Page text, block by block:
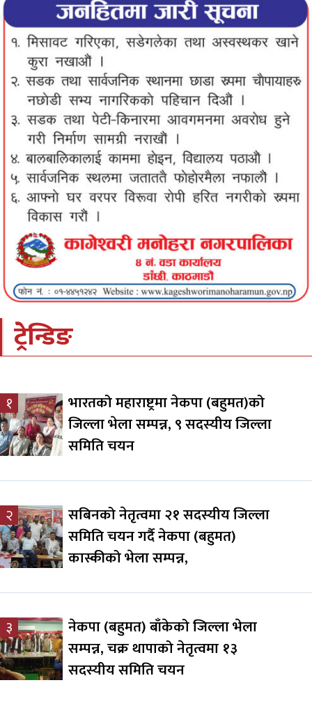
ट्रेन्डिङ
१
भारतको महाराष्ट्रमा नेकपा (बहुमत)को
जिल्ला भेला सम्पन्न, ९ सदस्यीय जिल्ला
समिति चयन
२
सबिनको नेतृत्वमा २१ सदस्यीय जिल्ला
समिति चयन गर्दै नेकपा (बहुमत)
कास्कीको भेला सम्पन्न,
३
नेकपा (बहुमत) बाँकेको जिल्ला भेला
सम्पन्न, चक्र थापाको नेतृत्वमा १३
सदस्यीय समिति चयन